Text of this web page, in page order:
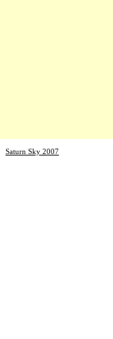
Saturn Sky 2007